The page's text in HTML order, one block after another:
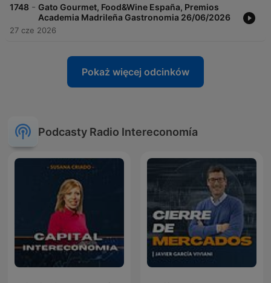
1748 - Gato Gourmet, Food&Wine España, Premios
Academia Madrileña Gastronomia 26/06/2026
27 cze 2026
Pokaż więcej odcinków
Podcasty Radio Intereconomía